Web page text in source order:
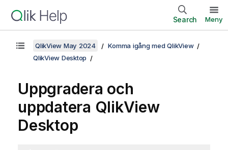
Search Meny
QlikView May 2024
Komma igång med QlikView
QlikView Desktop
Uppgradera och
uppdatera QlikView
Desktop